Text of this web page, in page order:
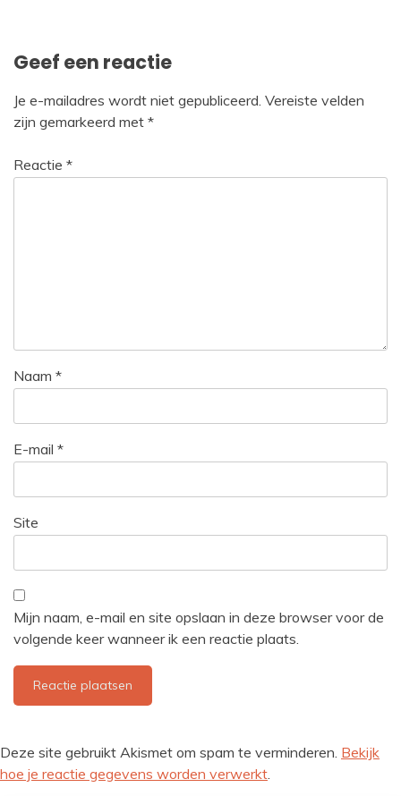
Geef een reactie
Je e-mailadres wordt niet gepubliceerd. Vereiste velden
zijn gemarkeerd met *
Reactie *
Naam *
E-mail *
Site
Mijn naam, e-mail en site opslaan in deze browser voor de
volgende keer wanneer ik een reactie plaats.
Deze site gebruikt Akismet om spam te verminderen. Bekijk
hoe je reactie gegevens worden verwerkt